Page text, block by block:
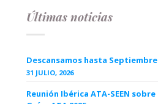
Últimas noticias
Descansamos hasta Septiembre
31 JULIO, 2026
Reunión Ibérica ATA-SEEN sobre